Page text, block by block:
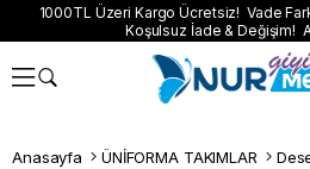
1000TL Üzeri Kargo Ücretsiz! Vade
Koşulsuz İade & Değişim!
Anasayfa ÜNİFORMA TAKIMLAR